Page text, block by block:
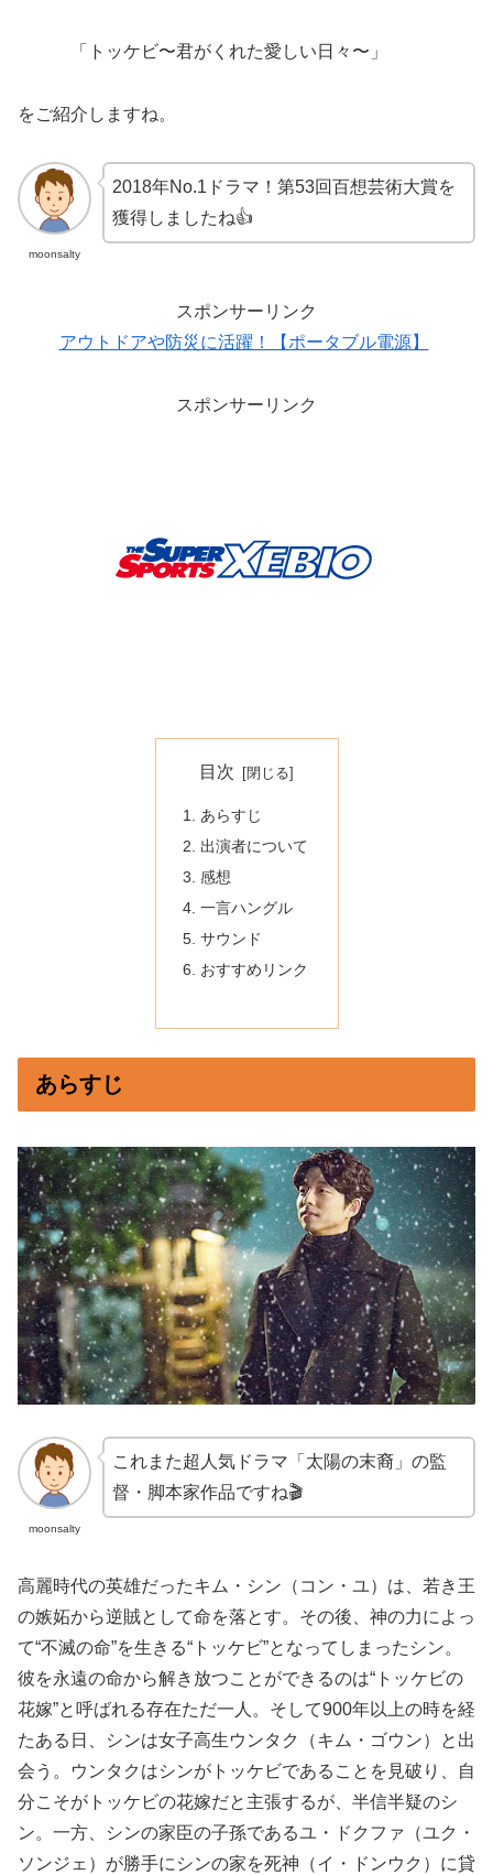
「トッケビ〜君がくれた愛しい日々〜」
をご紹介しますね。
moonsalty
2018年No.1ドラマ！第53回百想芸術大賞を
獲得しましたね👍
スポンサーリンク
アウトドアや防災に活躍！【ポータブル電源】
スポンサーリンク
目次
あらすじ
出演者について
感想
一言ハングル
サウンド
おすすめリンク
あらすじ
moonsalty
これまた超人気ドラマ「太陽の末裔」の監
督・脚本家作品ですね🎬
高麗時代の英雄だったキム・シン（コン・ユ）は、若き王
の嫉妬から逆賊として命を落とす。その後、神の力によっ
て“不滅の命”を生きる“トッケビ”となってしまったシン。
彼を永遠の命から解き放つことができるのは“トッケビの
花嫁”と呼ばれる存在ただ一人。そして900年以上の時を経
たある日、シンは女子高生ウンタク（キム・ゴウン）と出
会う。ウンタクはシンがトッケビであることを見破り、自
分こそがトッケビの花嫁だと主張するが、半信半疑のシ
ン。一方、シンの家臣の子孫であるユ・ドクファ（ユク・
ソンジェ）が勝手にシンの家を死神（イ・ドンウク）に貸